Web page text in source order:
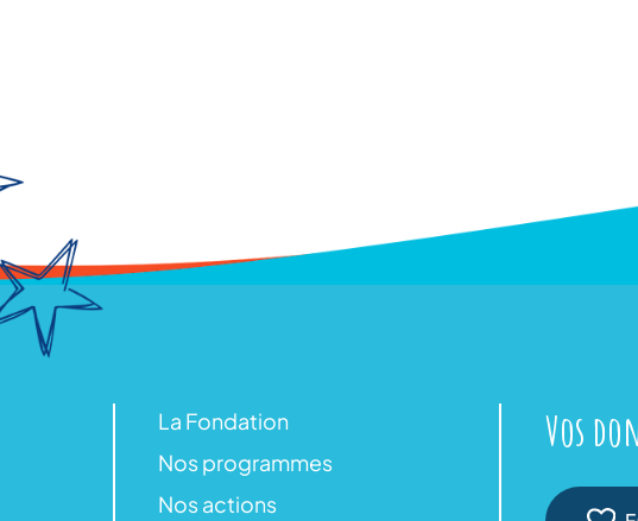
La Fondation
Nos programmes
Nos actions
Vos